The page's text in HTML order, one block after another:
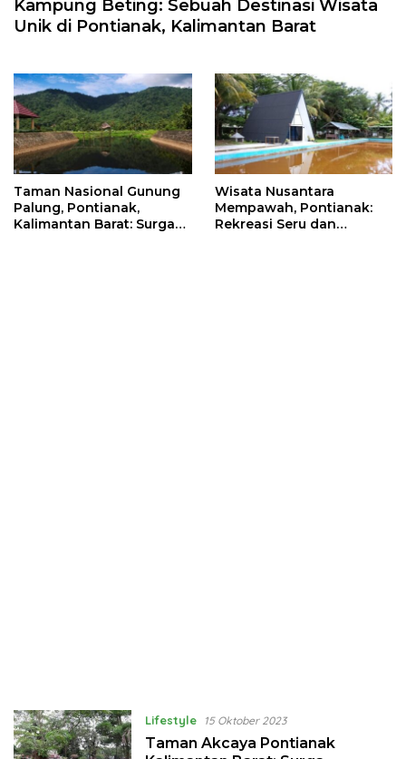
Kampung Beting: Sebuah Destinasi Wisata
Unik di Pontianak, Kalimantan Barat
Taman Nasional Gunung
Palung, Pontianak,
Kalimantan Barat: Surga
Wisata Nusantara
Mempawah, Pontianak:
Rekreasi Seru dan
Lifestyle 15 Oktober 2023
Taman Akcaya Pontianak